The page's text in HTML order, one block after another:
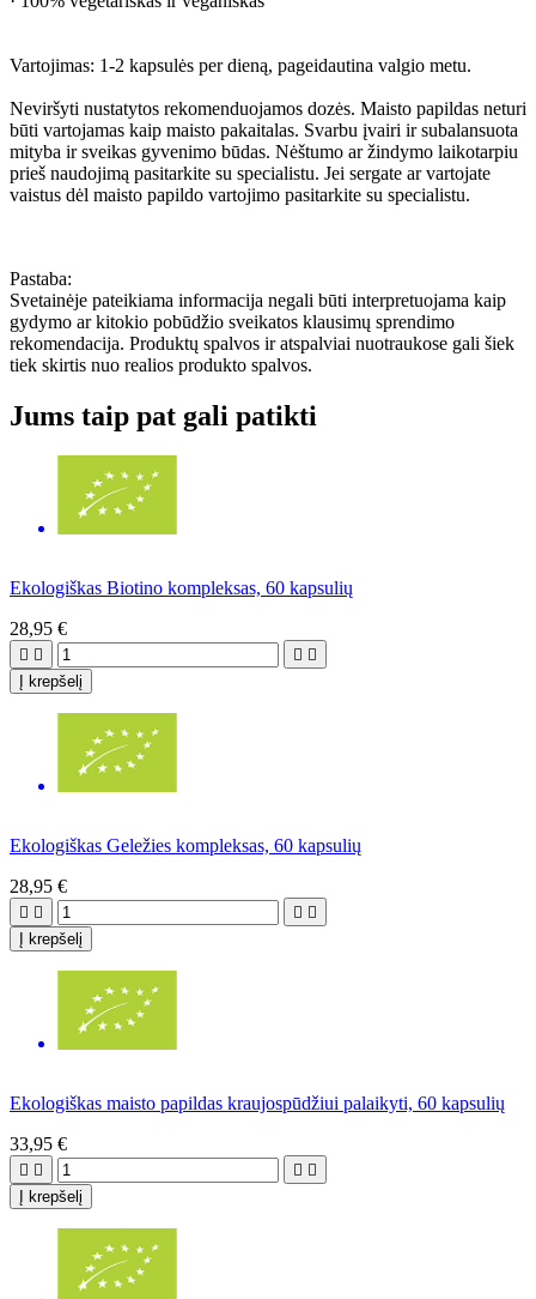
Vartojimas: 1-2 kapsulės per dieną, pageidautina valgio metu.
Neviršyti nustatytos rekomenduojamos dozės. Maisto papildas neturi
būti vartojamas kaip maisto pakaitalas. Svarbu įvairi ir subalansuota
mityba ir sveikas gyvenimo būdas. Nėštumo ar žindymo laikotarpiu
prieš naudojimą pasitarkite su specialistu. Jei sergate ar vartojate
vaistus dėl maisto papildo vartojimo pasitarkite su specialistu.
Pastaba:
Svetainėje pateikiama informacija negali būti interpretuojama kaip
gydymo ar kitokio pobūdžio sveikatos klausimų sprendimo
rekomendacija. Produktų spalvos ir atspalviai nuotraukose gali šiek
tiek skirtis nuo realios produkto spalvos.
Jums taip pat gali patikti
Ekologiškas Biotino kompleksas, 60 kapsulių
28,95 €
   
Į krepšelį
Ekologiškas Geležies kompleksas, 60 kapsulių
28,95 €
   
Į krepšelį
Ekologiškas maisto papildas kraujospūdžiui palaikyti, 60 kapsulių
33,95 €
   
Į krepšelį